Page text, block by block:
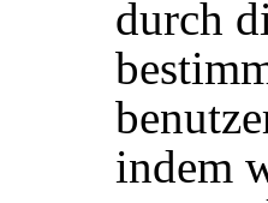
durch
indem